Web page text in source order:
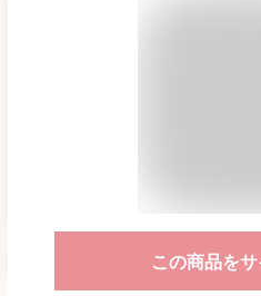
この商品を